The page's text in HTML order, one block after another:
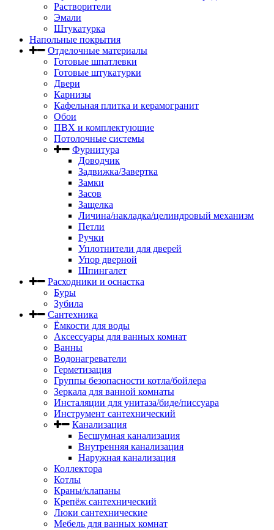
Растворители
Эмали
Штукатурка
Напольные покрытия
Отделочные материалы
Готовые шпатлевки
Готовые штукатурки
Двери
Карнизы
Кафельная плитка и керамогранит
Обои
ПВХ и комплектующие
Потолочные системы
Фурнитура
Доводчик
Задвижка/Завертка
Замки
Засов
Защелка
Личина/накладка/целиндровый механизм
Петли
Ручки
Уплотнители для дверей
Упор дверной
Шпингалет
Расходники и оснастка
Буры
Зубила
Сантехника
Ёмкости для воды
Аксессуары для ванных комнат
Ванны
Водонагреватели
Герметизация
Группы безопасности котла/бойлера
Зеркала для ванной комнаты
Инсталяции для унитаза/биде/писсуара
Инструмент сантехнический
Канализация
Бесшумная канализация
Внутренняя канализация
Наружная канализация
Коллектора
Котлы
Краны/клапаны
Крепёж сантехнический
Люки сантехнические
Мебель для ванных комнат